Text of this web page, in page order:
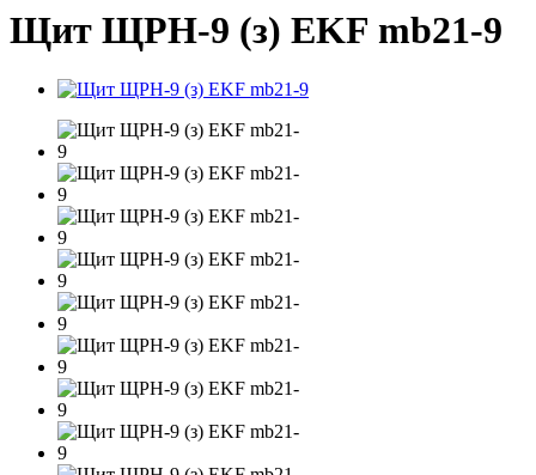
Щит ЩРН-9 (з) EKF mb21-9